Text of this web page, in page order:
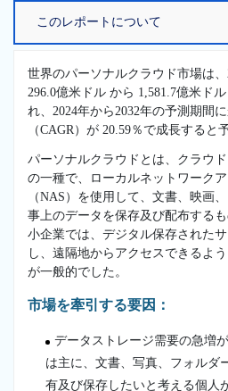
世界のパーソナルクラウド市場は
296.0億米ドル から 1,581.7億米ド
れ、2024年から2032年の予測期間
（CAGR）が 20.59％で成長すると
パーソナルクラウドとは、クラウ
の一種で、ローカルネットワーク
（NAS）を使用して、文書、映画
事上のデータを保存及び配布する
小企業では、デジタル保存された
し、遠隔地からアクセスできるよ
が一般的でした。
市場を牽引する要因：
データストレージ需要の急増
は主に、文書、写真、フォルダ
有及び保存したいと考える個人